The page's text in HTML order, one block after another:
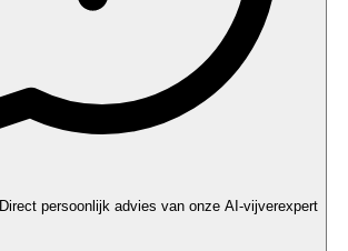
Direct persoonlijk advies van onze AI-vijverexpert